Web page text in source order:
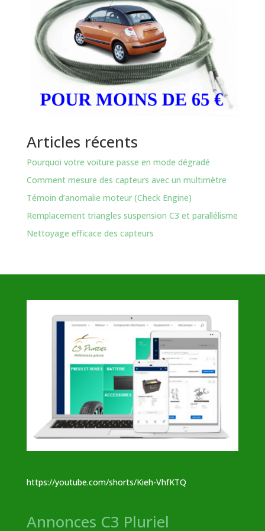
Articles récents
Pourquoi votre voiture passe en mode dégradé
Comment mesure des capteurs avec un multimètre
Témoin d’anomalie moteur (Check Engine)
Remplacement triangles suspension C3 et parallélisme
Nettoyage efficace des capteurs
https://youtube.com/shorts/Kieh-VhfKTQ
Annonces C3 Pluriel